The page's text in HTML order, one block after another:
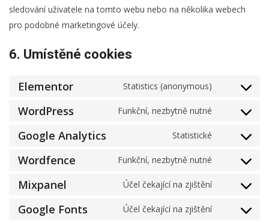
sledování uživatele na tomto webu nebo na několika webech
pro podobné marketingové účely.
6. Umístěné cookies
Elementor Statistics (anonymous)
Consent
elementor
WordPress Funkční, nezbytně nutné
Consent
wordpress
Google Analytics Statistické
Consent
google-
Wordfence Funkční, nezbytně nutné
Consent
wordfence
Mixpanel Účel čekající na zjištění
Consent
Google Fonts Účel čekající na zjištění
Consent